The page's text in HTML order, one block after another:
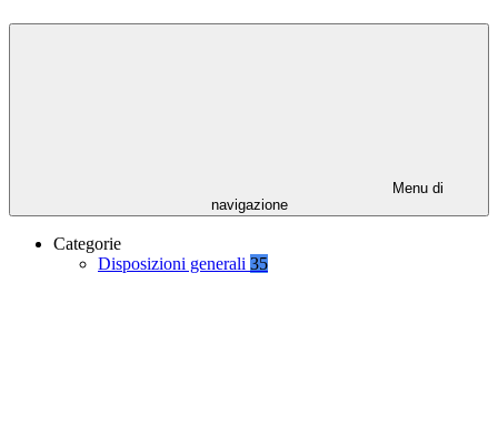
Menu di
navigazione
Categorie
Disposizioni generali 35